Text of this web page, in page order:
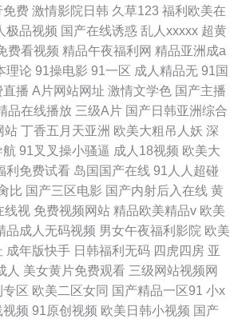
免费 激情影院日韩 久草123 福利欧美在
极品视频 国产在线诱惑 乱人xxxxx 超黄
费看视频 精品午夜福利网 精品亚洲成a
理论 91操电影 91一区 成人精品无 91国
直播 A片网站网址 激情文学色 国产主播
品在线播放 三级A片 国产日韩亚洲综合
站 丁香五月天亚洲 欧美大粗吊人妖 深
航 91叉叉操小骚逼 成人18视频 欧美大
利免费试看 岛国国产在线 91人人超碰
比 国产三区电影 国产内射后入在线 黄
线视 免费视频网站 精品欧美精品v 欧美
品成人无码视频 男女午夜福利影院 欧美
成年版快手 日韩福利无码 四虎四房 亚
人 美女黄片免费观看 三级网站视频网
专区 欧美二区女同 国产精品一区91 小x
视频 91原创视频 欧美日韩小视频 国产